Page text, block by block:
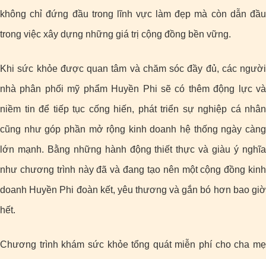
không chỉ đứng đầu trong lĩnh vực làm đẹp mà còn dẫn đầu
trong việc xây dựng những giá trị cộng đồng bền vững.
Khi sức khỏe được quan tâm và chăm sóc đầy đủ, các người
nhà phân phối mỹ phẩm Huyền Phi sẽ có thêm động lực và
niềm tin để tiếp tục cống hiến, phát triển sự nghiệp cá nhân
cũng như góp phần mở rộng kinh doanh hệ thống ngày càng
lớn mạnh. Bằng những hành động thiết thực và giàu ý nghĩa
như chương trình này đã và đang tạo nên một cộng đồng kinh
doanh Huyền Phi đoàn kết, yêu thương và gắn bó hơn bao giờ
hết.
Chương trình khám sức khỏe tổng quát miễn phí cho cha mẹ